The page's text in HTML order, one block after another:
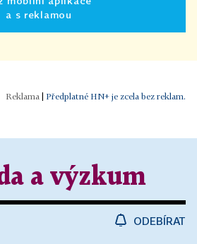
a s reklamou
Předplatné HN+ je zcela bez reklam.
a výzkum
ODEBÍRAT